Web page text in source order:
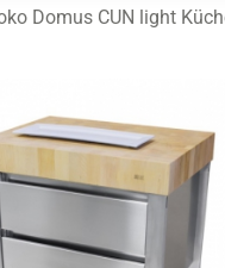
Domus CUN light